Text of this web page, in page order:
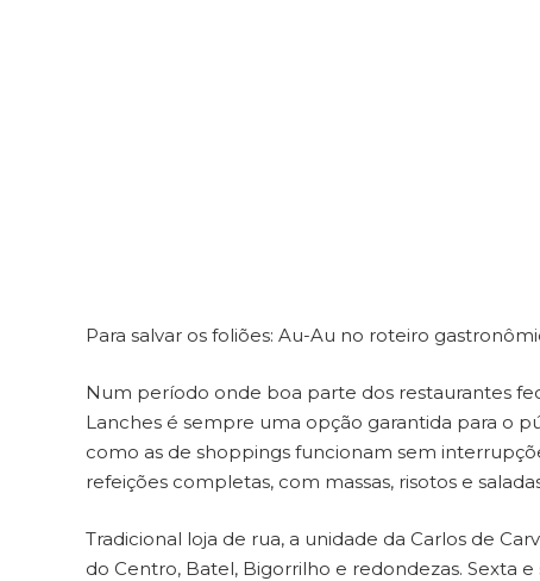
Para salvar os foliões: Au-Au no roteiro
Num período onde boa parte dos restaurantes
Lanches é sempre uma opção garantida para o
como as de shoppings funcionam sem
refeições completas, com massas, risotos e
Tradicional loja de rua, a unidade da Carlos de
do Centro, Batel, Bigorrilho e redondezas. Sexta e